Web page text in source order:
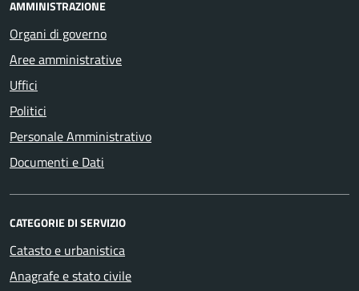
AMMINISTRAZIONE
Organi di governo
Aree amministrative
Uffici
Politici
Personale Amministrativo
Documenti e Dati
CATEGORIE DI SERVIZIO
Catasto e urbanistica
Anagrafe e stato civile